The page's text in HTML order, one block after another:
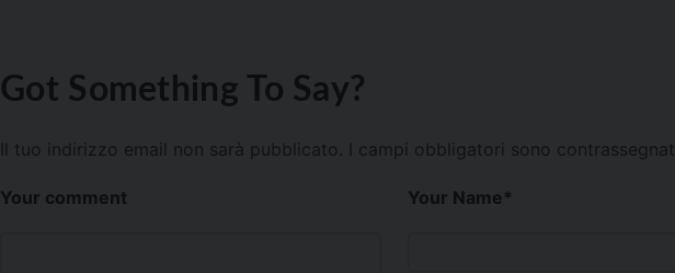
Got Something To Say?
Il tuo indirizzo email non sarà pubblicato. I campi obbligatori sono contrassegnati
Your comment Your Name*